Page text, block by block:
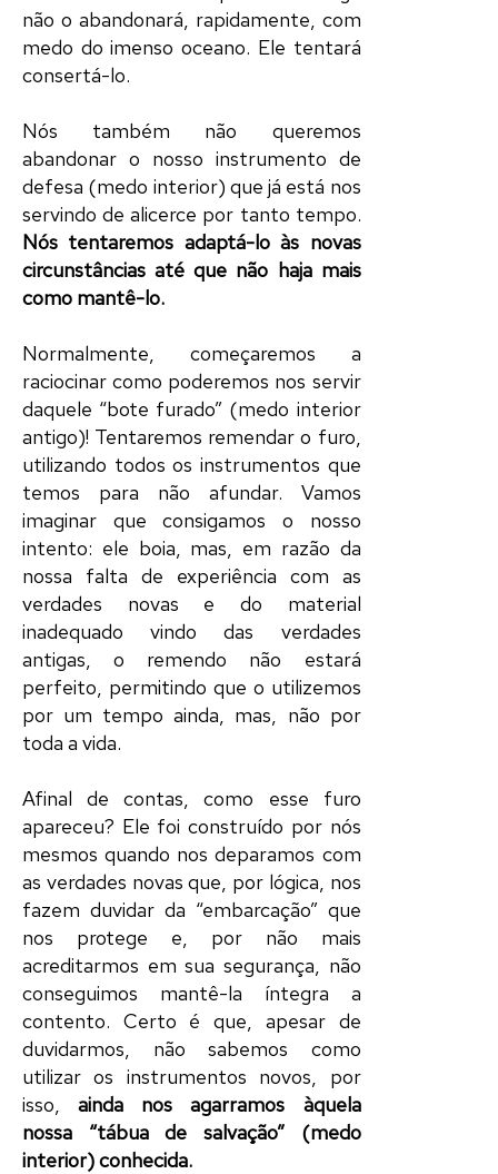
não o abandonará, rapidamente, com
medo do imenso oceano. Ele tentará
consertá-lo.
Nós também não queremos
abandonar o nosso instrumento de
defesa (medo interior) que já está nos
servindo de alicerce por tanto tempo.
Nós tentaremos adaptá-lo às novas
circunstâncias até que não haja mais
como mantê-lo.
Normalmente, começaremos a
raciocinar como poderemos nos servir
daquele “bote furado” (medo interior
antigo)! Tentaremos remendar o furo,
utilizando todos os instrumentos que
temos para não afundar. Vamos
imaginar que consigamos o nosso
intento: ele boia, mas, em razão da
nossa falta de experiência com as
verdades novas e do material
inadequado vindo das verdades
antigas, o remendo não estará
perfeito, permitindo que o utilizemos
por um tempo ainda, mas, não por
toda a vida.
Afinal de contas, como esse furo
apareceu? Ele foi construído por nós
mesmos quando nos deparamos com
as verdades novas que, por lógica, nos
fazem duvidar da “embarcação” que
nos protege e, por não mais
acreditarmos em sua segurança, não
conseguimos mantê-la íntegra a
contento. Certo é que, apesar de
duvidarmos, não sabemos como
utilizar os instrumentos novos, por
isso,ainda nos agarramos àquela
nossa “tábua de salvação” (medo
interior) conhecida.